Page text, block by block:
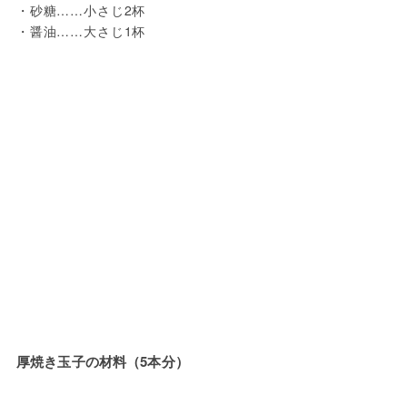
・砂糖……小さじ2杯
・醤油……大さじ1杯
厚焼き玉子の材料（5本分）